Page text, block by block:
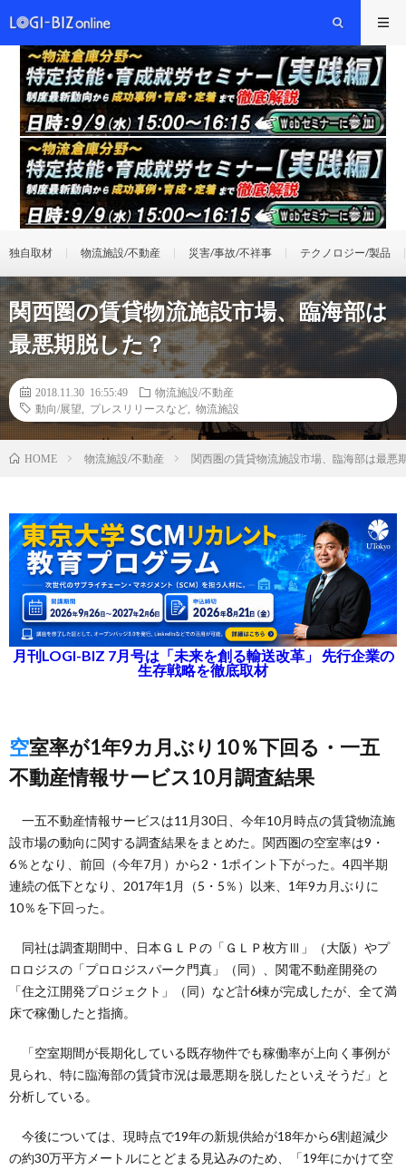
独自取材 物流施設/不動産 災害/事故/不祥事 テクノロジー/製品
関西圏の賃貸物流施設市場、臨海部は
最悪期脱した？
2018.11.30 16:55:49
物流施設/不動産
動向/展望
プレスリリースなど 物流施設
HOME 物流施設/不動産 関西圏の賃貸物流施設市場、臨海部は最悪
月刊LOGI-BIZ 7月号は「未来を創る輸送改革」 先行企業の
生存戦略を徹底取材
空室率が1年9カ月ぶり10％下回る・一五
不動産情報サービス10月調査結果
一五不動産情報サービスは11月30日、今年10月時点の賃貸物流施
設市場の動向に関する調査結果をまとめた。関西圏の空室率は9・
6％となり、前回（今年7月）から2・1ポイント下がった。4四半期
連続の低下となり、2017年1月（5・5％）以来、1年9カ月ぶりに
10％を下回った。
同社は調査期間中、日本ＧＬＰの「ＧＬＰ枚方Ⅲ」（大阪）やプ
ロロジスの「プロロジスパーク門真」（同）、関電不動産開発の
「住之江開発プロジェクト」（同）など計6棟が完成したが、全て満
床で稼働したと指摘。
「空室期間が長期化している既存物件でも稼働率が上向く事例が
見られ、特に臨海部の賃貸市況は最悪期を脱したといえそうだ」と
分析している。
今後については、現時点で19年の新規供給が18年から6割超減少
の約30万平方メートルにとどまる見込みのため、「19年にかけて空